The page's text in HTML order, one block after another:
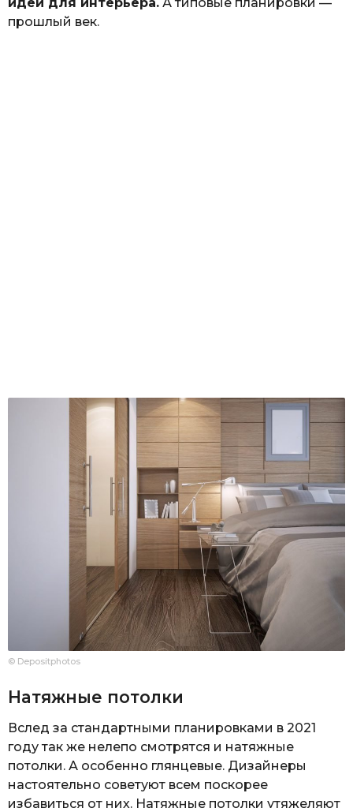
прошлый век.
© Depositphotos
Натяжные потолки
Вслед за стандартными планировками в 2021
году так же нелепо смотрятся и натяжные
потолки. А особенно глянцевые. Дизайнеры
настоятельно советуют всем поскорее
избавиться от них. Натяжные потолки утяжеляют